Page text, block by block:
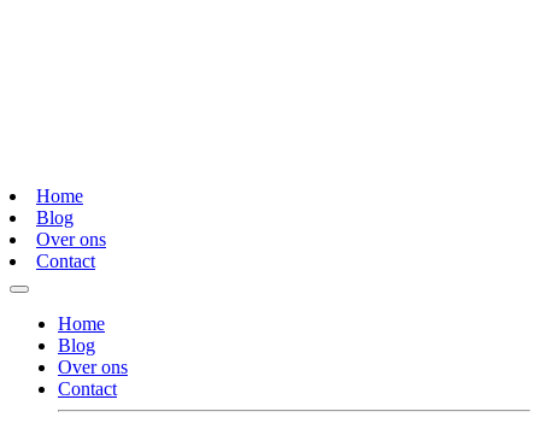
Home
Blog
Over ons
Contact
Home
Blog
Over ons
Contact